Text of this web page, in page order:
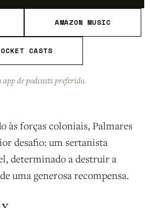
AMAZON MUSIC
CASTS
app de podcasts preferido.
às forças coloniais, Palmares
desafio: um sertanista
determinado a destruir a
uma generosa recompensa.